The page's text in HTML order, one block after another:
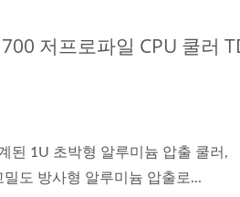
저프로파일 CPU 쿨러
된 1U 초박형 알루미늄 압출 쿨러,
도 방사형 알루미늄 압출로...